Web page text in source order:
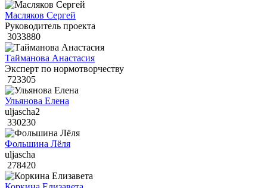
Масляков Сергей
Руководитель проекта
3033880
Тайманова Анастасия
Эксперт по нормотворчеству
723305
Ульянова Елена
uljascha2
330230
Фольшина Лёля
uljascha
278420